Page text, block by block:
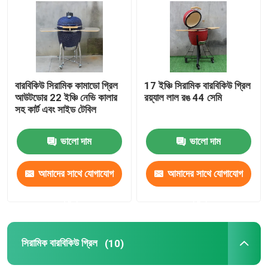
কারখানা ভ্রমণ
মান নিয়ন্ত্রণ
আমাদের সাথে যোগাযোগ করুন
খবর
সিরামিক কামাডো গ্রিল
সিরামিক বারবিকিউ গ্রিল
বারবিকিউ সিরামিক কামাডো গ্রিল
আউটডোর 22 ইঞ্চি নেভি কালার
সহ কার্ট এবং সাইড টেবিল
ভালো দাম
আমাদের সাথে যোগাযোগ
17 ইঞ্চি সিরামিক বারবিকিউ গ্রিল
রয়্যাল লাল রঙ 44 সেমি
ভালো দাম
আমাদের সাথে যোগাযোগ
সিরামিক বারবিকিউ গ্রিল (10)